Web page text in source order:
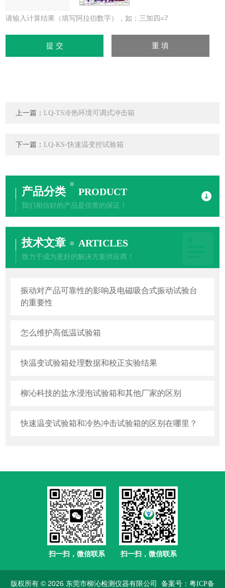
请输入计算结果（填写阿拉伯数字），如：三加四=7
上一篇： LQ-TS冷热环境可调式冲击箱
下一篇： LQ-KS-快速温变控试验箱
产品分类 PRODUCT
我们相信好的产品是信誉的保证！
技术文章 ARTICLES
致力于成为更好的解决方案供应商！
振动对产品可靠性的影响及电磁吸合式振动试验台
的重要性
怎么维护高低温试验箱
快温变试验箱处理数据和校正实验结果
柳沁科技的盐水浸泡试验箱和其他厂家的区别
快速温变试验箱和冷热冲击试验箱的区别在哪里？
扫一扫，微信联系 扫一扫，微信联系
版权所有 © 2026 东莞市柳沁检测仪器有限公司 备案号：粤ICP备